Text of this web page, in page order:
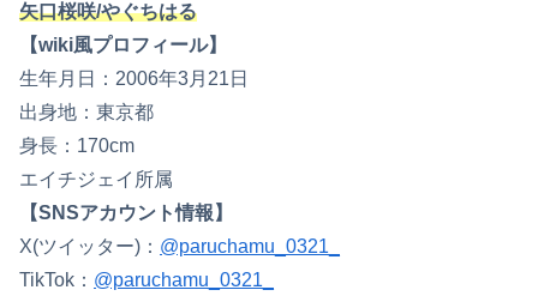
矢口桜咲/やぐちはる
【wiki風プロフィール】
生年月日：2006年3月21日
出身地：東京都
身長：‪‪170cm
エイチジェイ所属
【SNSアカウント情報】
X(ツイッター)： @paruchamu_0321_
TikTok： @paruchamu_0321_